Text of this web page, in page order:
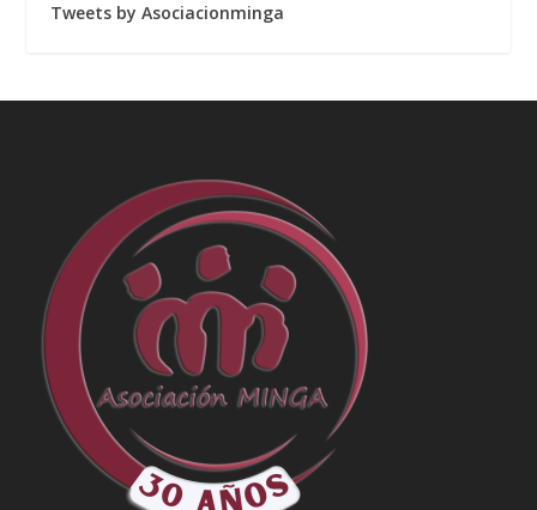
Tweets by Asociacionminga